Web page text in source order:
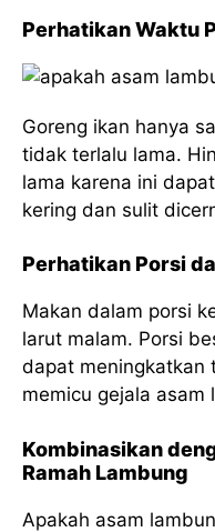
Perhatikan Waktu
Goreng ikan hanya
tidak terlalu lama.
lama karena ini
kering dan sulit
Perhatikan Porsi
Makan dalam porsi
larut malam. Porsi
dapat meningkatkan
memicu gejala asam
Kombinasikan
Ramah Lambung
Apakah asam